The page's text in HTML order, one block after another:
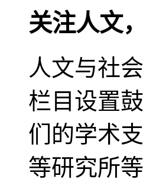
关注人文
人文与社
栏目设置
们的学术
等研究所等